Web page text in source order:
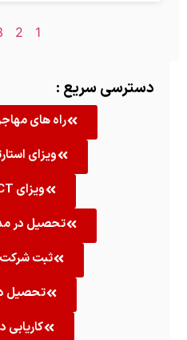
دسترسی سریع :
راه های
ویزای
ویزای ICT کانادا
تحصیل در
ثبت شرکت
تحصیل
کاریابی
1
2